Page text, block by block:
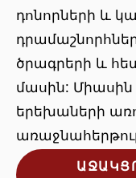
դոնորների և
ծրագրերի և
մասին: Միասին
երեխաների